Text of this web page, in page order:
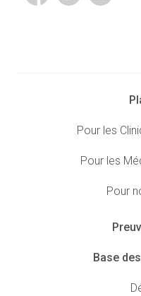
Pour les
Pour les
Pour
Base